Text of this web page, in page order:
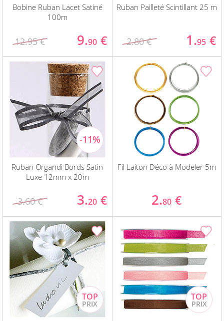
Bobine Ruban Lacet Satiné
100m
12.95 € 9.90 €
Ruban Pailleté Scintillant 25 m
2.80 € 1.95 €
Ruban Organdi Bords Satin
Luxe 12mm x 20m
3.60 € 3.20 €
Fil Laiton Déco à Modeler 5m
2.80 €